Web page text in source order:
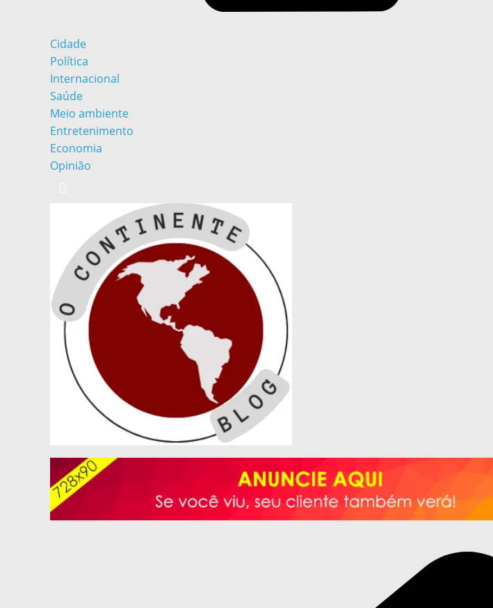
Cidade
Política
Internacional
Saúde
Meio ambiente
Entretenimento
Economia
Opinião